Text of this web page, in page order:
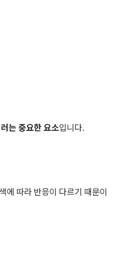
는 중요한 요소입니다.
에 따라 반응이 다르기 때문이